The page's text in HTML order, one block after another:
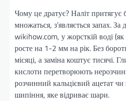
Чому це дратує? Наліт притягує
множаться, з’являється запах.
wikihow.com, у жорсткій воді (як
росте на 1-2 мм на рік. Без
місяці, а заміна коштує тисячі.
кислоти перетворюють
розчинний кальцієвий ацетат
шипіння, яке відриває шари.